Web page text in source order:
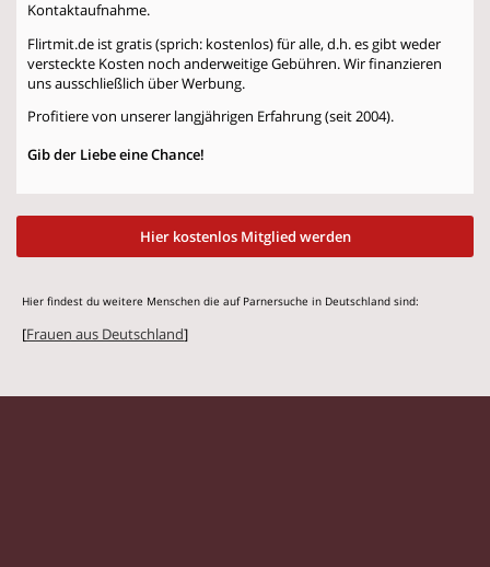
Kontaktaufnahme.
Flirtmit.de ist gratis (sprich: kostenlos) für alle, d.h. es gibt weder
versteckte Kosten noch anderweitige Gebühren. Wir finanzieren
uns ausschließlich über Werbung.
Profitiere von unserer langjährigen Erfahrung (seit 2004).
Gib der Liebe eine Chance!
Hier kostenlos Mitglied werden
Hier findest du weitere Menschen die auf Parnersuche in Deutschland sind:
[Frauen aus Deutschland]